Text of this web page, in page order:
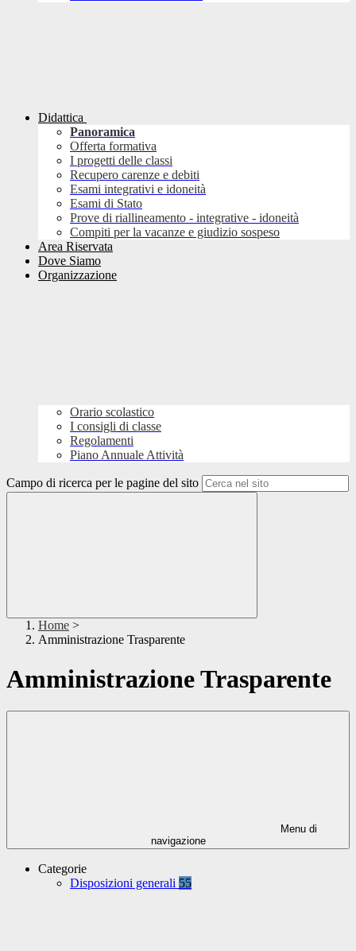
Didattica
Panoramica
Offerta formativa
I progetti delle classi
Recupero carenze e debiti
Esami integrativi e idoneità
Esami di Stato
Prove di riallineamento - integrative - idoneità
Compiti per la vacanze e giudizio sospeso
Area Riservata
Dove Siamo
Organizzazione
Orario scolastico
I consigli di classe
Regolamenti
Piano Annuale Attività
Campo di ricerca per le pagine del sito
Home >
Amministrazione Trasparente
Amministrazione Trasparente
Menu di
navigazione
Categorie
Disposizioni generali 55